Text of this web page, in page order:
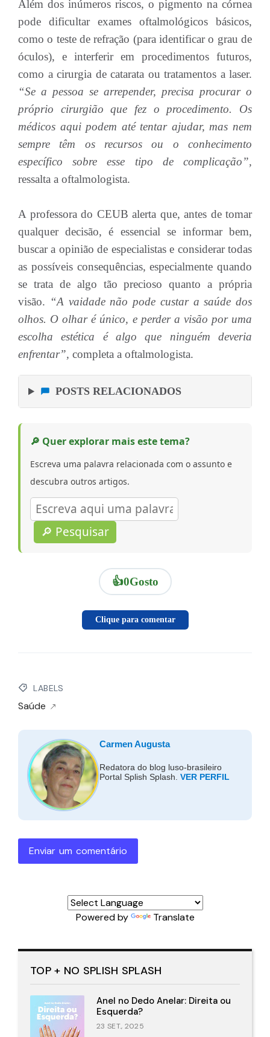
Além dos inúmeros riscos, o pigmento na córnea
pode dificultar exames oftalmológicos básicos,
como o teste de refração (para identificar o grau de
óculos), e interferir em procedimentos futuros,
como a cirurgia de catarata ou tratamentos a laser.
“Se a pessoa se arrepender, precisa procurar o
próprio cirurgião que fez o procedimento. Os
médicos aqui podem até tentar ajudar, mas nem
sempre têm os recursos ou o conhecimento
específico sobre esse tipo de complicação”,
ressalta a oftalmologista.
A professora do CEUB alerta que, antes de tomar
qualquer decisão, é essencial se informar bem,
buscar a opinião de especialistas e considerar todas
as possíveis consequências, especialmente quando
se trata de algo tão precioso quanto a própria
visão. “A vaidade não pode custar a saúde dos
olhos. O olhar é único, e perder a visão por uma
escolha estética é algo que ninguém deveria
enfrentar”, completa a oftalmologista.
POSTS RELACIONADOS
🔎 Quer explorar mais este tema?
Escreva uma palavra relacionada com o assunto e
descubra outros artigos.
🔎 Pesquisar
👍0Gosto
Clique para comentar
LABELS
Saúde
Carmen Augusta
Redatora do blog luso-brasileiro
Portal Splish Splash. VER PERFIL
Enviar um comentário
Powered by Translate
TOP + NO SPLISH SPLASH
Anel no Dedo Anelar: Direita ou
Esquerda?
23 SET., 2025